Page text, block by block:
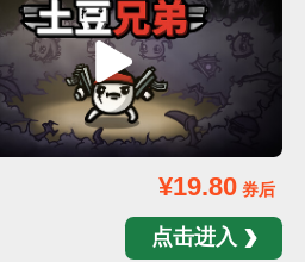
¥19.80券后
点击进入